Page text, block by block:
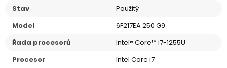
Stav
Použitý
Model
6F217EA 250 G9
Řada procesorů
Intel® Core™ i7-1255U
Procesor
Intel Core i7